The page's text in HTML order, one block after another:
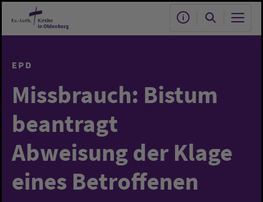
Zum Hauptinhalt springen
EPD
Missbrauch: Bistum
beantragt
Abweisung der Klage
eines Betroffenen